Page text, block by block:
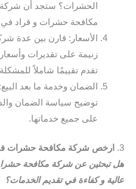
الحشرات؟ ستجد أن
مكافحة حشرات و قراد في
الأسعار: قارن بين عدة
زنيمة على تقديرات
تقدم تقييمًا شاملاً
الضمان وخدمة ما بعد
توضيح سياسة الضمان
على جميع خدماتها.
3.
ارخص شركة مكافحة حشرات في
هل تبحثين عن شركة مكافحة
عالية و كفاءة في تقديم الخدمات؟